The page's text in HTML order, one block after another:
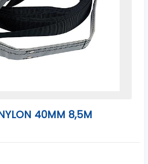
40MM 8,5M